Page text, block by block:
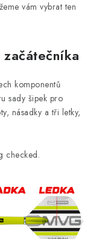
vám vybrat ten
komponentů
sady šipek pro
násadky a tři letky,
checked.